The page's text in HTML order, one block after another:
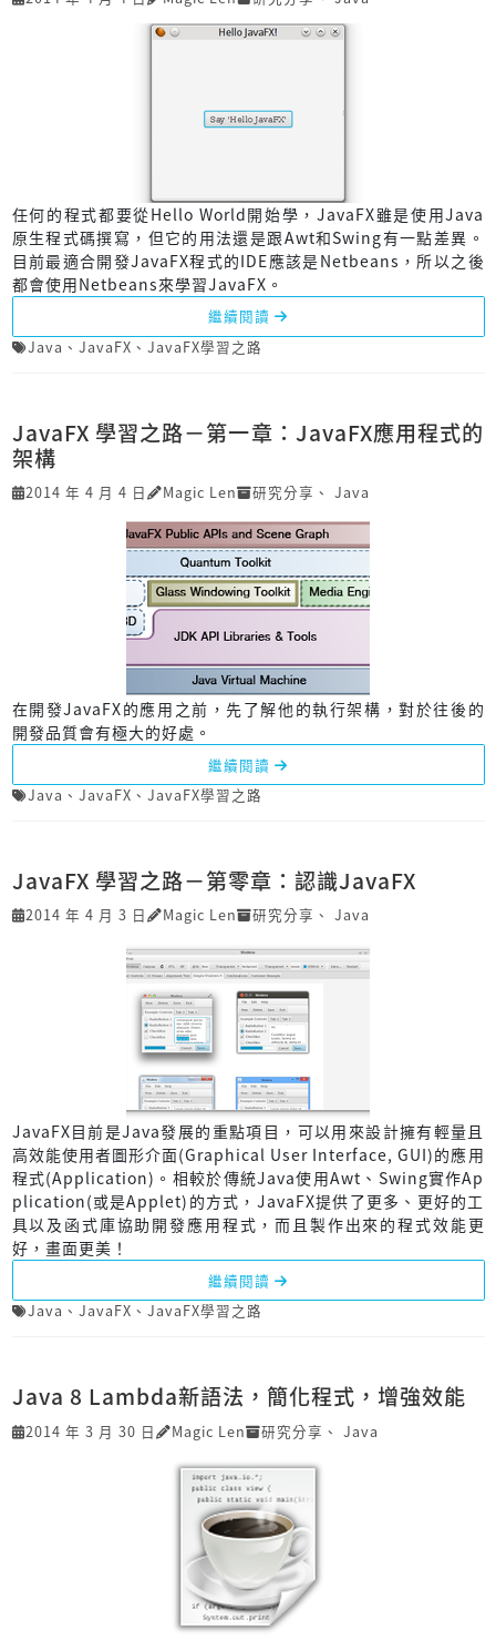
任何的程式都要從Hello World開始學，JavaFX雖是使用Java
原生程式碼撰寫，但它的用法還是跟Awt和Swing有一點差異。
目前最適合開發JavaFX程式的IDE應該是Netbeans，所以之後
都會使用Netbeans來學習JavaFX。
繼續閱讀
Java 、 JavaFX 、 JavaFX學習之路
JavaFX 學習之路－第一章：JavaFX應用程式的
架構
2014 年 4 月 4 日 Magic Len 研究分享 、 Java
在開發JavaFX的應用之前，先了解他的執行架構，對於往後的
開發品質會有極大的好處。
繼續閱讀
Java 、 JavaFX 、 JavaFX學習之路
JavaFX 學習之路－第零章：認識JavaFX
2014 年 4 月 3 日 Magic Len 研究分享 、 Java
JavaFX目前是Java發展的重點項目，可以用來設計擁有輕量且
高效能使用者圖形介面(Graphical User Interface, GUI)的應用
程式(Application)。相較於傳統Java使用Awt、Swing實作Ap
plication(或是Applet)的方式，JavaFX提供了更多、更好的工
具以及函式庫協助開發應用程式，而且製作出來的程式效能更
好，畫面更美！
繼續閱讀
Java 、 JavaFX 、 JavaFX學習之路
Java 8 Lambda新語法，簡化程式，增強效能
2014 年 3 月 30 日 Magic Len 研究分享 、 Java